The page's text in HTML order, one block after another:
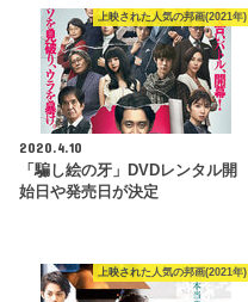
上映された人気の邦画(2021年)
2020.4.10
「騙し絵の牙」DVDレンタル開
始日や発売日が決定
上映された人気の邦画(2021年)